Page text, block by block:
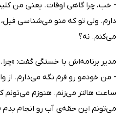
- خب، چرا گاهی اوقات. یعنی من
دارم. ولی تو که منو می‌شناسی فیل،
می‌کنم. نه؟
مدیر برنامه‌اش با خستگی گفت:
- من خودمو رو فرم نگه می‌دارم. از
ساعت هالتر می‌زنم. هنوزم می‌تونم
می‌تونم این حقه‌ی آب رو انجام